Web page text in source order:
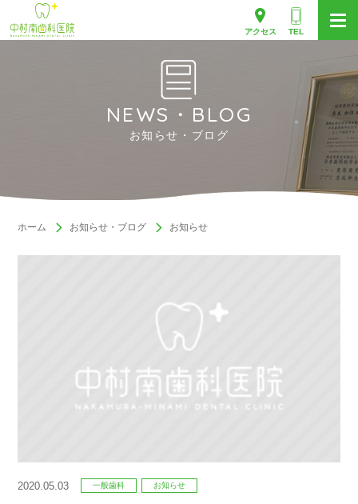
アクセス TEL
NEWS・BLOG
お知らせ・ブログ
ホーム お知らせ・ブログ お知らせ
2020.05.03 一般歯科 お知らせ